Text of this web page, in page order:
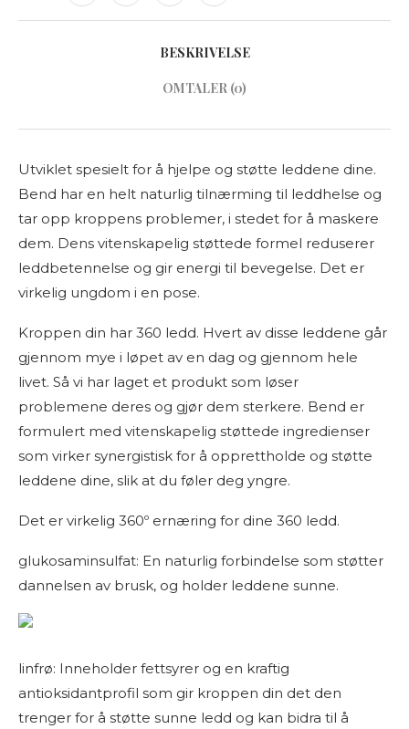
BESKRIVELSE
OMTALER (0)
Utviklet spesielt for å hjelpe og støtte leddene dine.
Bend har en helt naturlig tilnærming til leddhelse og
tar opp kroppens problemer, i stedet for å maskere
dem. Dens vitenskapelig støttede formel reduserer
leddbetennelse og gir energi til bevegelse. Det er
virkelig ungdom i en pose.
Kroppen din har 360 ledd. Hvert av disse leddene går
gjennom mye i løpet av en dag og gjennom hele
livet. Så vi har laget et produkt som løser
problemene deres og gjør dem sterkere. Bend er
formulert med vitenskapelig støttede ingredienser
som virker synergistisk for å opprettholde og støtte
leddene dine, slik at du føler deg yngre.
Det er virkelig 360º ernæring for dine 360 ledd.
glukosaminsulfat: En naturlig forbindelse som støtter
dannelsen av brusk, og holder leddene sunne.
linfrø: Inneholder fettsyrer og en kraftig
antioksidantprofil som gir kroppen din det den
trenger for å støtte sunne ledd og kan bidra til å